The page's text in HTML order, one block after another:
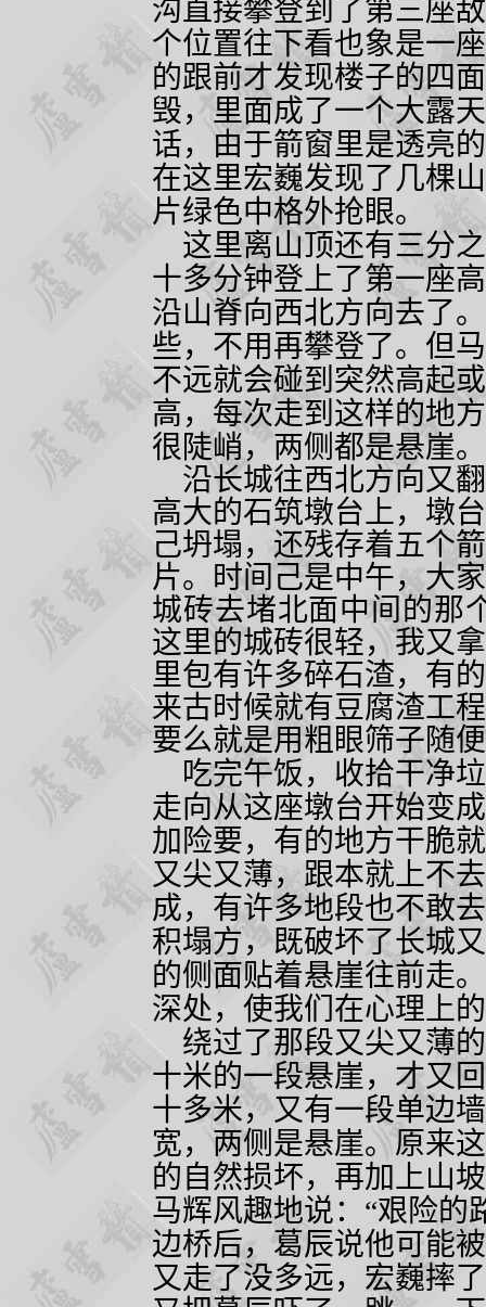
沟直接攀登到了第三座
个位置往下看也象是一
的跟前才发现楼子的四
毁，里面成了一个大露
话，由于箭窗里是透亮
在这里宏巍发现了几棵
片绿色中格外抢眼。
这里离山顶还有三分
十多分钟登上了第一座
沿山脊向西北方向去了
些，不用再攀登了。但
不远就会碰到突然高起
高，每次走到这样的地
很陡峭，两侧都是悬崖。
沿长城往西北方向又
高大的石筑墩台上，墩
己坍塌，还残存着五个
片。时间己是中午，大
城砖去堵北面中间的那
这里的城砖很轻，我又
里包有许多碎石渣，有
来古时候就有豆腐渣工
要么就是用粗眼筛子随
吃完午饭，收拾干净
走向从这座墩台开始变
加险要，有的地方干脆
又尖又薄，跟本就上不
成，有许多地段也不敢
积塌方，既破坏了长城
的侧面贴着悬崖往前走
深处，使我们在心理上
绕过了那段又尖又薄
十米的一段悬崖，才又
十多米，又有一段单边
宽，两侧是悬崖。原来
的自然损坏，再加上山
马辉风趣地说：“艰险的
边桥后，葛辰说他可能
又走了没多远，宏巍摔